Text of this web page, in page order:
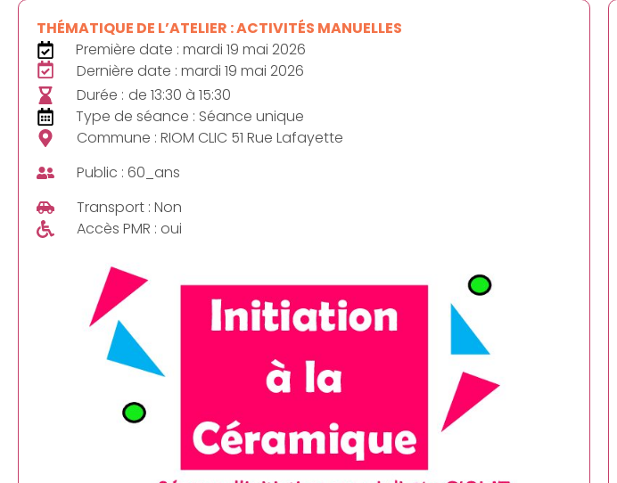
THÉMATIQUE DE L’ATELIER : ACTIVITÉS MANUELLES
Première date : mardi 19 mai 2026
Dernière date : mardi 19 mai 2026
Durée : de 13:30 à 15:30
Type de séance : Séance unique
Commune : RIOM CLIC 51 Rue Lafayette
Public : 60_ans
Transport : Non
Accès PMR : oui